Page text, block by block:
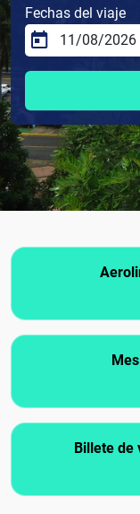
Fechas del viaje
Billete de